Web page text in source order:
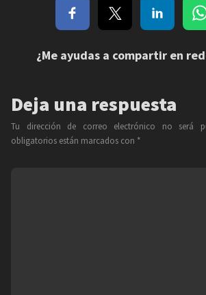
¿Me ayudas a compartir en
Deja una respuesta
Tu dirección de correo electrónico no será
obligatorios están marcados con *